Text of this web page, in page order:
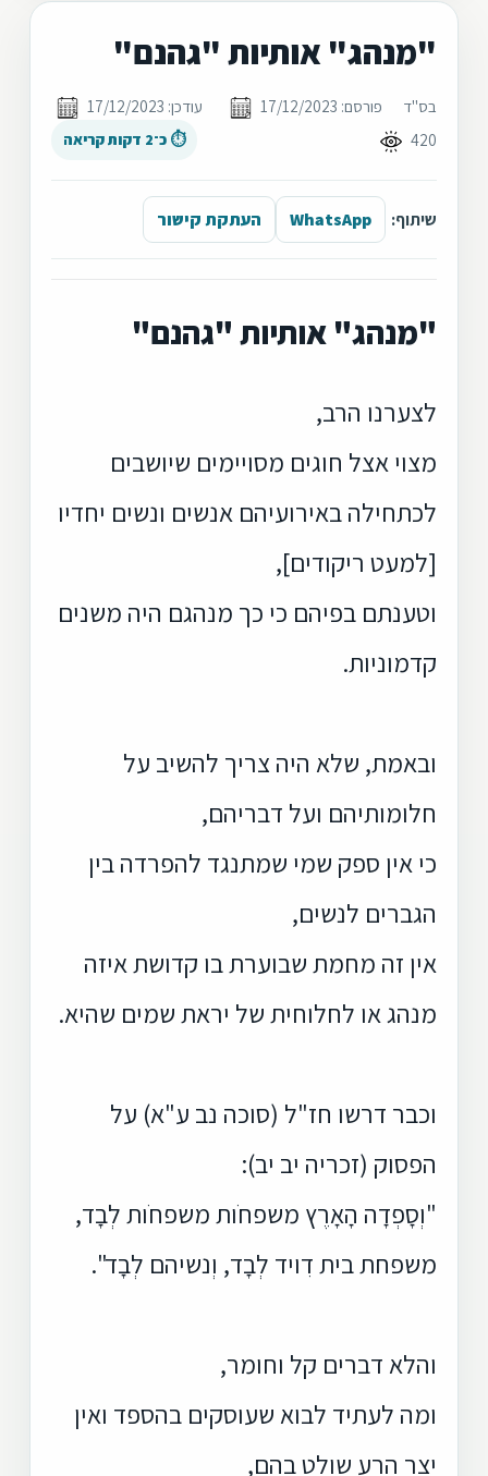
"מנהג" אותיות "גהנם"
בס"ד פורסם: 17/12/2023
עודכן: 17/12/2023
420
⏱ כ־2 דקות קריאה
שיתוף: WhatsApp העתקת קישור
"מנהג" אותיות "גהנם"
לצערנו הרב,
מצוי אצל חוגים מסויימים שיושבים
לכתחילה באירועיהם אנשים ונשים יחדיו
[למעט ריקודים],
וטענתם בפיהם כי כך מנהגם היה משנים
קדמוניות.
ובאמת, שלא היה צריך להשיב על
חלומותיהם ועל דבריהם,
כי אין ספק שמי שמתנגד להפרדה בין
הגברים לנשים,
אין זה מחמת שבוערת בו קדושת איזה
מנהג או לחלוחית של יראת שמים שהיא.
וכבר דרשו חז"ל (סוכה נב ע"א) על
הפסוק (זכריה יב יב):
"וְסָפְדָה הָאָרֶץ משפחֹות משפחֹות לְבָד,
משפחת בית דִויד לְבָד, וְנשיהם לְבָד".
והלא דברים קל וחומר,
ומה לעתיד לבוא שעוסקים בהספד ואין
יצר הרע שולט בהם,